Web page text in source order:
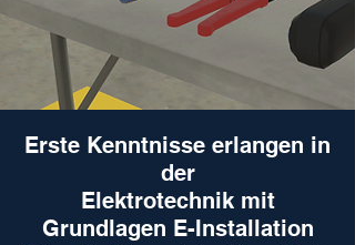
Erste Kenntnisse erlangen in
der
Elektrotechnik mit
Grundlagen E-Installation